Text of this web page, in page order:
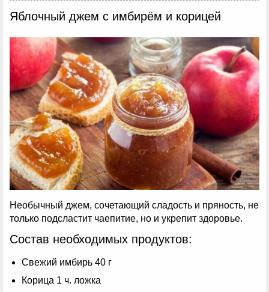
Яблочный джем с имбирём и корицей
Необычный джем, сочетающий сладость и пряность, не
только подсластит чаепитие, но и укрепит здоровье.
Состав необходимых продуктов:
Свежий имбирь 40 г
Корица 1 ч. ложка